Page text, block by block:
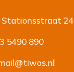
Stationsstraat 24
5490 890